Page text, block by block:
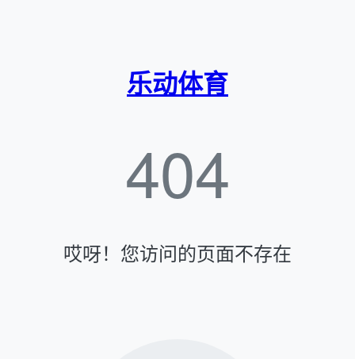
乐动体育
404
哎呀！您访问的页面不存在